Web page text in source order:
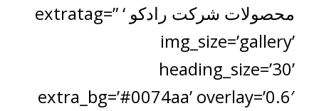
محصولات شرکت رادکو ‘ extratag=”
img_size=’gallery’
heading_size=’30’
extra_bg=’#0074aa’ overlay=’0.6′